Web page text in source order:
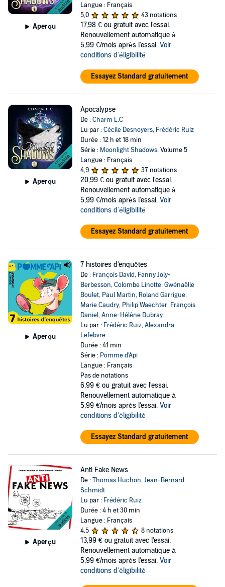
Aperçu
Langue : Français
5,0
43 notations
17,98 € ou gratuit avec l'essai.
Renouvellement automatique à
5,99 €/mois après l'essai. Voir
conditions d'éligibilité
Essayez Standard gratuitement
Aperçu
Apocalypse
De :Charm L.C
Lu par :Cécile Desnoyers, Frédéric Ruiz
Durée : 12 h et 18 min
Série : Moonlight Shadows, Volume 5
Langue : Français
4,9
37 notations
20,99 € ou gratuit avec l'essai.
Renouvellement automatique à
5,99 €/mois après l'essai. Voir
conditions d'éligibilité
Essayez Standard gratuitement
Aperçu
7 histoires d'enquêtes
De : François David, Fanny Joly-
Berbesson,Colombe Linotte,Gwénaëlle
Boulet, Paul Martin, Roland Garrigue,
Marie Caudry, Philip Waechter, François
Daniel,Anne-Hélène Dubray
Lu par : Frédéric Ruiz,Alexandra
Lefebvre
Durée : 41 min
Série : Pomme d'Api
Langue : Français
Pas de notations
6,99 € ou gratuit avec l'essai.
Renouvellement automatique à
5,99 €/mois après l'essai. Voir
conditions d'éligibilité
Essayez Standard gratuitement
Aperçu
Anti Fake News
De :Thomas Huchon,Jean-Bernard
Schmidt
Lu par : Frédéric Ruiz
Durée : 4 h et 30 min
Langue : Français
4,5
8 notations
13,99 € ou gratuit avec l'essai.
Renouvellement automatique à
5,99 €/mois après l'essai. Voir
conditions d'éligibilité